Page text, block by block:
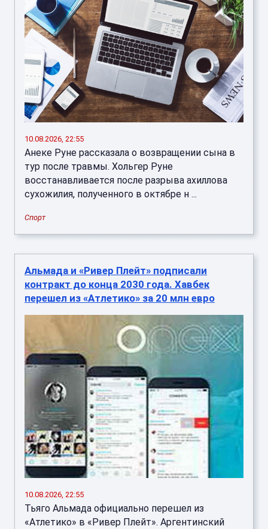
10.08.2026, 22:55
Анеке Руне рассказала о возвращении сына в
тур после травмы. Хольгер Руне
восстанавливается после разрыва ахиллова
сухожилия, полученного в октябре н ...
Спорт
Альмада и «Ривер Плейт» подписали
контракт до конца 2030 года. Хавбек
перешел из «Атлетико» за 20 млн евро
10.08.2026, 22:55
Тьяго Альмада официально перешел из
«Атлетико» в «Ривер Плейт». Аргентинский